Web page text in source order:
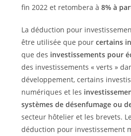
fin 2022 et retombera à 8% à
La déduction pour
être utilisée que pour certains
que des investissements pour
des investissements « verts »
développement, certains
numériques et les
systèmes de désenfumage ou
secteur hôtelier et les brevets.
déduction pour investissement